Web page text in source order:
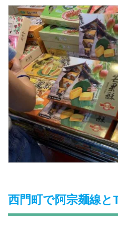
西門町で阿宗麺線